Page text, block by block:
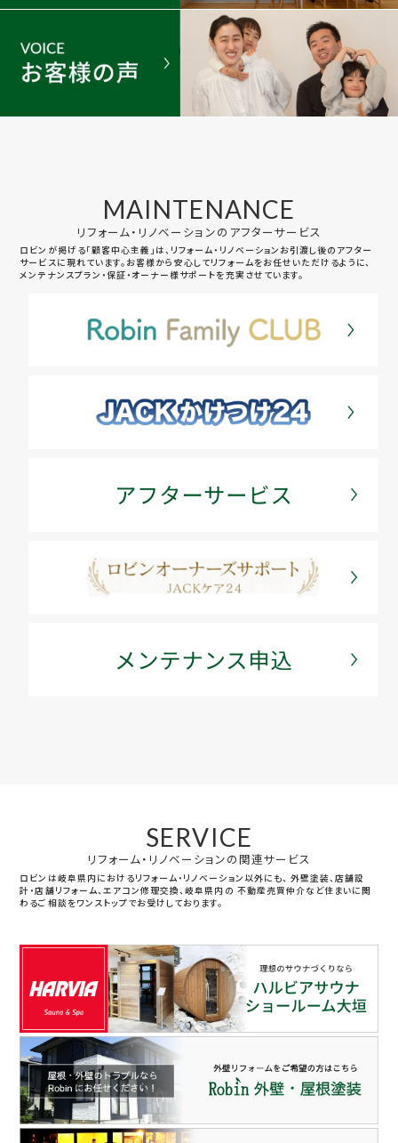
MAINTENANCE
リフォーム・リノベーションのアフターサービス
ロビンが掲げる「顧客中心主義」は、リフォーム・リノベーションお引渡し後のアフター
サービスに現れています。お客様から安心してリフォームをお任せいただけるように、
メンテナンスプラン・保証・オーナー様サポートを充実させています。
SERVICE
リフォーム・リノベーションの関連サービス
ロビンは岐阜県内におけるリフォーム・リノベーション以外にも、 外壁塗装、店舗設
計・店舗リフォーム、エアコン修理交換、岐阜県内の 不動産売買仲介など住まいに関
わるご相談をワンストップでお受けしております。